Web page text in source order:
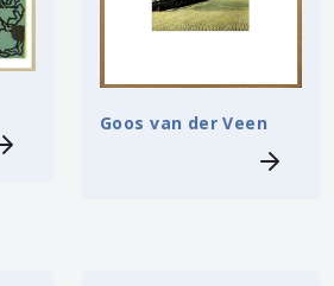
Goos van der Veen